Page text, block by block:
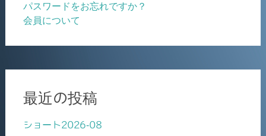
パスワードをお忘れですか？
会員について
最近の投稿
ショート2026-08